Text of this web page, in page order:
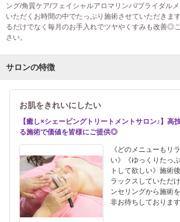
ング/角質ケア/フェイシャルアロマリンパ/ブライダル
いただくお時間の中でたっぷり施術させていただきま
るだけでなく毎月のお手入れでツヤやくすみも改善◎
さい。
サロンの特徴
お肌をきれいにしたい
【癒し×シェービングトリートメントサロン♪】高
る施術で価値を皆様にご提供◎
《どのメニューもリ
い》《ゆっくりたっ
トして欲しい》施術
ラックスしていただ
ンセリングから施術
非お待ちしておりま